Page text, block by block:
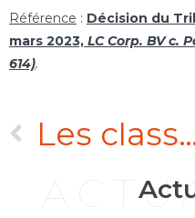
Référence : Décision du
mars 2023, LC Corp. BV c.
614).
Les classements TheLegal500 en